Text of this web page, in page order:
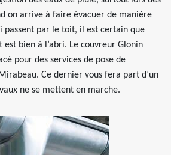
on arrive à faire évacuer de manière
passent par le toit, il est certain que
est bien à l’abri. Le couvreur Glonin
pour des services de pose de
Ce dernier vous fera part d’un
ne se mettent en marche.